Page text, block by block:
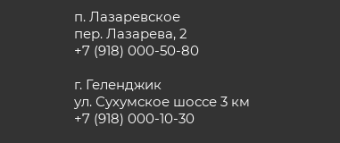
п. Лазаревское
пер. Лазарева, 2
+7 (918) 000-50-80
г. Геленджик
ул. Сухумское шоссе 3 км
+7 (918) 000-10-30